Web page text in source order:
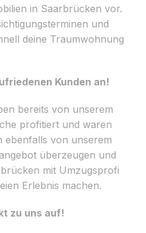
in Saarbrücken vor.
und
deine Traumwohnung
Kunden an!
bereits von unserem
profitiert und waren
ebenfalls von unserem
überzeugen und
mit Umzugsprofi
Erlebnis machen.
zu uns auf!